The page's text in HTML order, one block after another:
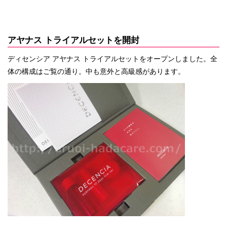
アヤナス トライアルセットを開封
ディセンシア アヤナス トライアルセットをオープンしました。全
体の構成はご覧の通り。中も意外と高級感があります。